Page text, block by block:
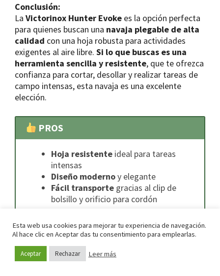
Conclusión:
La Victorinox Hunter Evoke es la opción perfecta
para quienes buscan una navaja plegable de alta
calidad con una hoja robusta para actividades
exigentes al aire libre. Si lo que buscas es una
herramienta sencilla y resistente, que te ofrezca
confianza para cortar, desollar y realizar tareas de
campo intensas, esta navaja es una excelente
elección.
PROS
Hoja resistente ideal para tareas
intensas
Diseño modernoy elegante
Fácil transporte gracias al clip de
bolsillo y orificio para cordón
CONTRAS
Precio elevado
Esta web usa cookies para mejorar tu experiencia de navegación.
Al hace clic en Aceptar das tu consentimiento para emplearlas.
Aceptar Rechazar Leer más